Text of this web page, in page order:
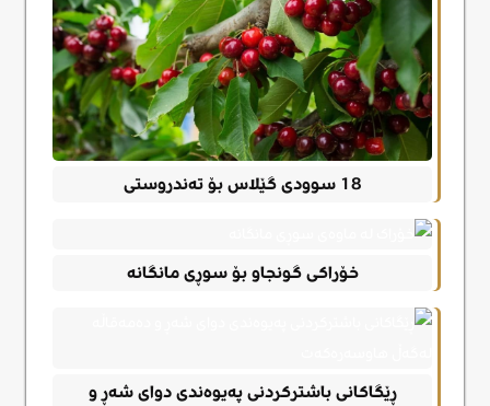
18 سوودی گێلاس بۆ تەندروستی
خۆراکی گونجاو بۆ سوڕی مانگانە
ڕێگاکانی باشترکردنی پەیوەندی دوای شەڕ و